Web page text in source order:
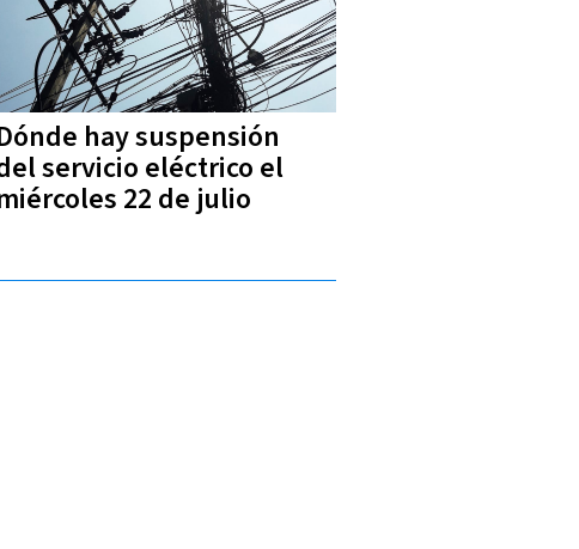
hay suspensión
servicio eléctrico el
22 de julio